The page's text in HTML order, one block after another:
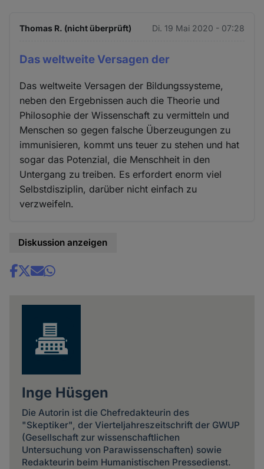
Thomas R. (nicht überprüft) Di. 19 Mai 2020 - 07:28
Das weltweite Versagen der
Das weltweite Versagen der Bildungssysteme,
neben den Ergebnissen auch die Theorie und
Philosophie der Wissenschaft zu vermitteln und
Menschen so gegen falsche Überzeugungen zu
immunisieren, kommt uns teuer zu stehen und hat
sogar das Potenzial, die Menschheit in den
Untergang zu treiben. Es erfordert enorm viel
Selbstdisziplin, darüber nicht einfach zu
verzweifeln.
Diskussion anzeigen
Share
Inge Hüsgen
Die Autorin ist die Chefredakteurin des
"Skeptiker", der Vierteljahreszeitschrift der GWUP
(Gesellschaft zur wissenschaftlichen
Untersuchung von Parawissenschaften) sowie
Redakteurin beim Humanistischen Pressedienst.